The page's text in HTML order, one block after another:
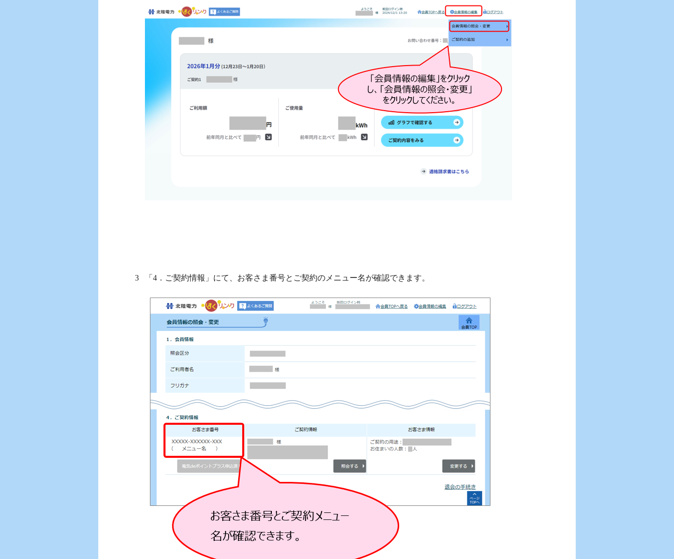
「4．ご契約情報」にて、お客さま番号とご契約のメニュー名が確認できます。